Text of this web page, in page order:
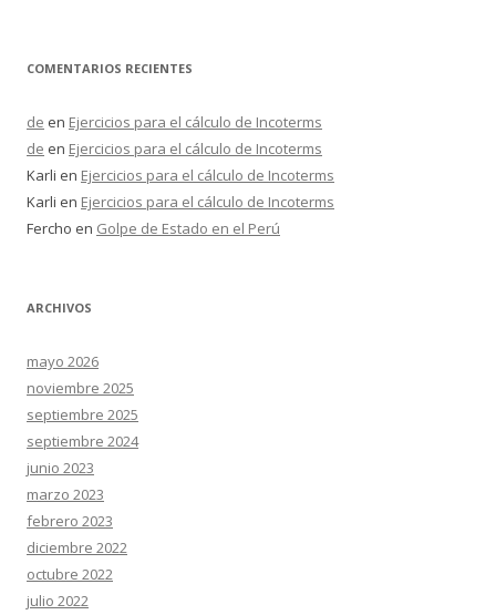
COMENTARIOS RECIENTES
de en Ejercicios para el cálculo de Incoterms
de en Ejercicios para el cálculo de Incoterms
Karli en Ejercicios para el cálculo de Incoterms
Karli en Ejercicios para el cálculo de Incoterms
Fercho en Golpe de Estado en el Perú
ARCHIVOS
mayo 2026
noviembre 2025
septiembre 2025
septiembre 2024
junio 2023
marzo 2023
febrero 2023
diciembre 2022
octubre 2022
julio 2022